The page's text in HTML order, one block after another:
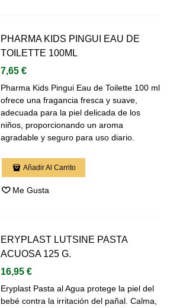
PHARMA KIDS PINGUI EAU DE
TOILETTE 100ML
7,65 €
Pharma Kids Pingui Eau de Toilette 100 ml
ofrece una fragancia fresca y suave,
adecuada para la piel delicada de los
niños, proporcionando un aroma
agradable y seguro para uso diario.
Añadir Al Carrito
Me Gusta
ERYPLAST LUTSINE PASTA
ACUOSA 125 G.
16,95 €
Eryplast Pasta al Agua protege la piel del
bebé contra la irritación del pañal. Calma,